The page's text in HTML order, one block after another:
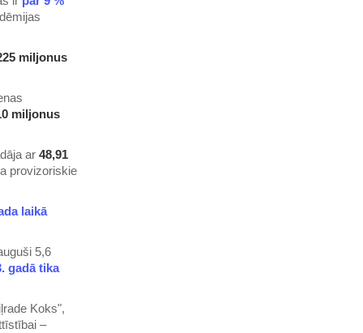
miljonus
miljonus
ar 48,91
provizoriskie
laikā
5,6
gadā tika
Koks",
–